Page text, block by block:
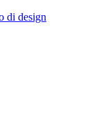
di design